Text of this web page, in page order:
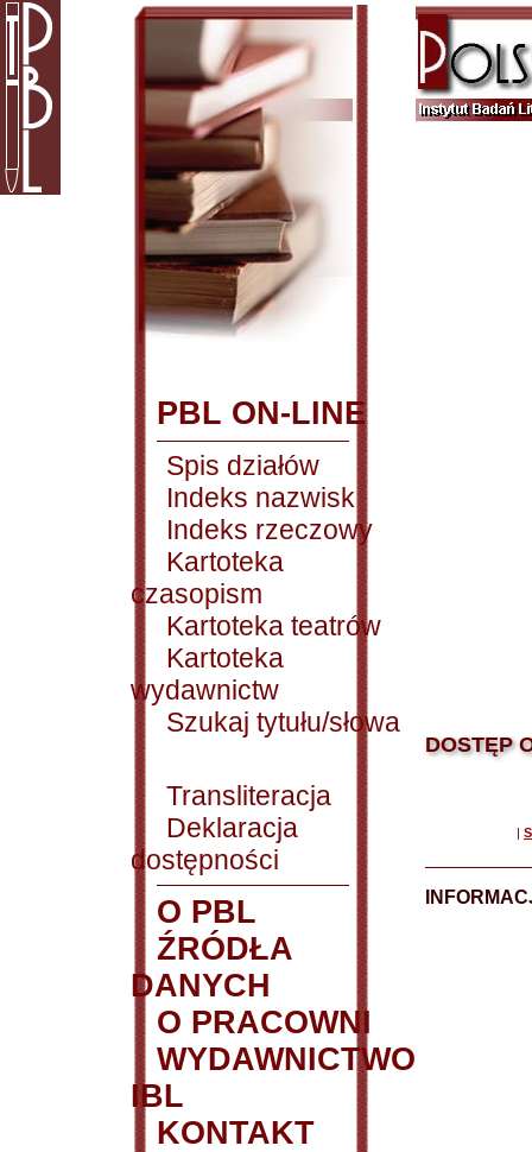
PBL ON-LINE
Spis działów
Indeks nazwisk
Indeks rzeczowy
Kartoteka
czasopism
Kartoteka teatrów
Kartoteka
wydawnictw
Szukaj tytułu/słowa
Transliteracja
Deklaracja
dostępności
O PBL
ŹRÓDŁA
DANYCH
O PRACOWNI
WYDAWNICTWO
IBL
KONTAKT
DOSTĘP
|